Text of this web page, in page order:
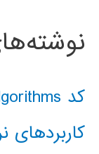
کد classical AI search algorithms
کاربردهای